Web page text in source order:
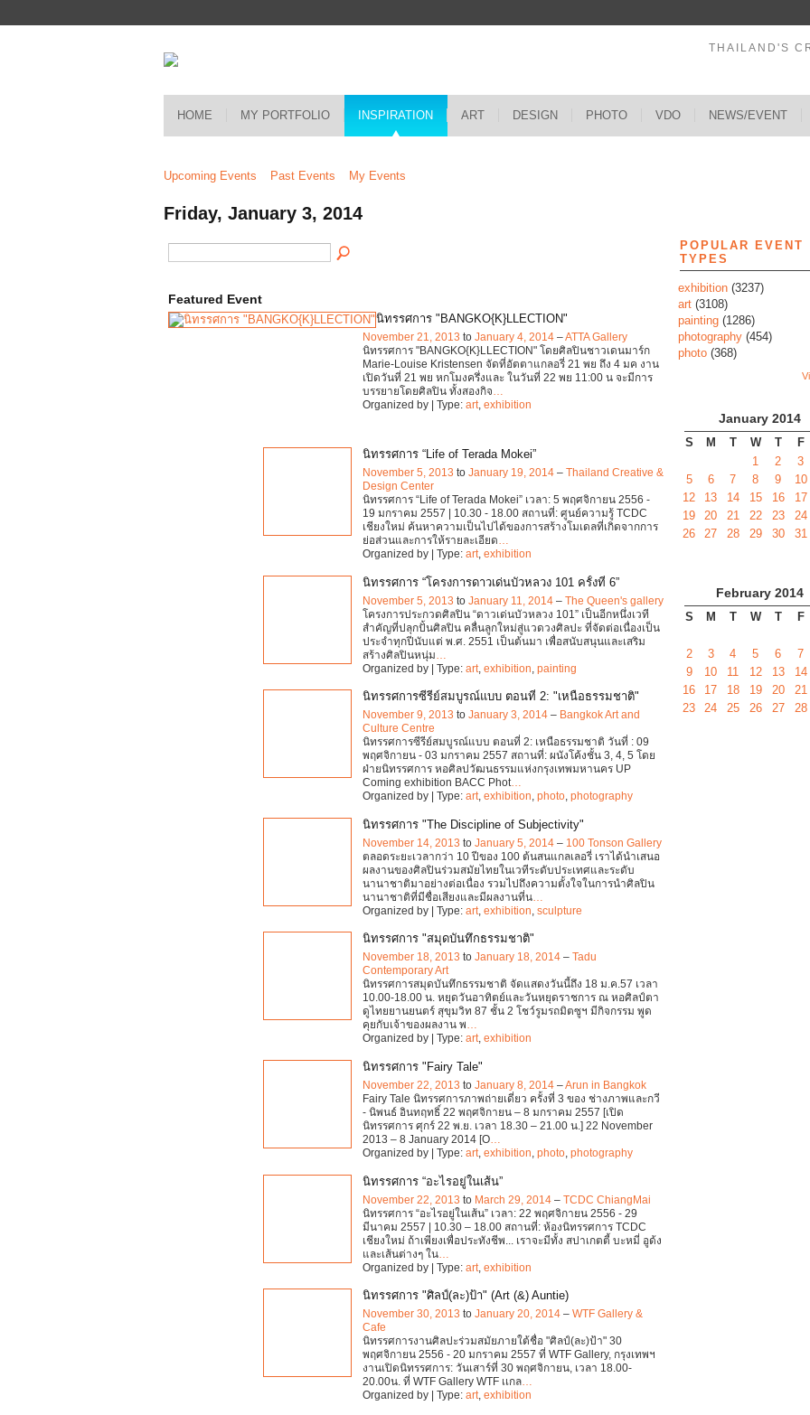
THAILAND'S
HOME MY PORTFOLIO INSPIRATION ART DESIGN PHOTO VDO NEWS/EVENT
Upcoming Events Past Events My Events
Friday, January 3, 2014
Featured Event
นิทรรศการ "BANGKO{K}LLECTION"
November 21, 2013 to January 4, 2014 –ATTA Gallery
นิทรรศการ "BANGKO{K}LLECTION" โดยศิลปินชาวเดนมาร์ก
Marie-Louise Kristensen จัดที่อัตตาแกลอรี่ 21 พย ถึง 4 มค งาน
เปิดวันที่ 21 พย หกโมงครึ่งและ ในวันที่ 22 พย 11:00 น จะมีการ
บรรยายโดยศิลปิน ทั้งสองกิจ
Organized by | Type: art exhibition
นิทรรศการ “Life of Terada Mokei”
November 5, 2013 to January 19, 2014 – Thailand Creative &
Design Center
นิทรรศการ “Life of Terada Mokei” เวลา: 5 พฤศจิกายน 2556 -
19 มกราคม 2557 | 10.30 - 18.00 สถานที่: ศูนย์ความรู้ TCDC
เชียงใหม่ ค้นหาความเป็นไปได้ของการสร้างโมเดลที่เกิดจากการ
ย่อส่วนและการให้รายละเอียด…
Organized by | Type: art, exhibition
นิทรรศการ “โครงการดาวเด่นบัวหลวง 101 ครั้งที่ 6”
November 5, 2013 to January 11, 2014 – The Queen's gallery
โครงการประกวดศิลปิน “ดาวเด่นบัวหลวง 101” เป็นอีกหนึ่งเวที
สำคัญที่ปลุกปั้นศิลปิน คลื่นลูกใหม่สู่แวดวงศิลปะ ที่จัดต่อเนื่องเป็น
ประจำทุกปีนับแต่ พ.ศ. 2551 เป็นต้นมา เพื่อสนับสนุนและเสริม
สร้างศิลปินหนุ่ม
Organized by | Type: art exhibition painting
นิทรรศการซีรีย์สมบูรณ์แบบ ตอนที่ 2: "เหนือธรรมชาติ"
November 9, 2013 to January 3, 2014 – Bangkok Art and
Culture Centre
นิทรรศการซีรีย์สมบูรณ์แบบ ตอนที่ 2: เหนือธรรมชาติ วันที่ : 09
พฤศจิกายน - 03 มกราคม 2557 สถานที่: ผนังโค้งชั้น 3, 4, 5 โดย
ฝ่ายนิทรรศการ หอศิลปวัฒนธรรมแห่งกรุงเทพมหานคร UP
Coming exhibition BACC Phot…
Organized by | Type: art, exhibition, photo, photography
นิทรรศการ "The Discipline of Subjectivity"
November 14, 2013 to January 5, 2014 – 100 Tonson Gallery
ตลอดระยะเวลากว่า 10 ปีของ 100 ต้นสนแกลเลอรี่ เราได้นำเสนอ
ผลงานของศิลปินร่วมสมัยไทยในเวทีระดับประเทศและระดับ
นานาชาติมาอย่างต่อเนื่อง รวมไปถึงความตั้งใจในการนำศิลปิน
นานาชาติที่มีชื่อเสียงและมีผลงานที่น…
Organized by | Type: art, exhibition, sculpture
นิทรรศการ "สมุดบันทึกธรรมชาติ"
November 18, 2013 to January 18, 2014 – Tadu
Contemporary Art
นิทรรศการสมุดบันทึกธรรมชาติ จัดแสดงวันนี้ถึง 18 ม.ค.57 เวลา
10.00-18.00 น. หยุดวันอาทิตย์และวันหยุดราชการ ณ หอศิลป์ตา
ดูไทยยานยนตร์ สุขุมวิท 87 ชั้น 2 โชว์รูมรถมิตซูฯ มีกิจกรรม พูด
คุยกับเจ้าของผลงาน พ…
Organized by | Type: art, exhibition
นิทรรศการ "Fairy Tale"
November 22, 2013 to January 8, 2014 –Arun in Bangkok
Fairy Tale นิทรรศการภาพถ่ายเดี่ยว ครั้งที่ 3 ของ ช่างภาพและกวี
- นิพนธ์ อินทฤทธิ์ 22 พฤศจิกายน – 8 มกราคม 2557 [เปิด
นิทรรศการ ศุกร์ 22 พ.ย. เวลา 18.30 – 21.00 น.] 22 November
2013 – 8 January 2014 [O…
Organized by | Type: art, exhibition, photo, photography
นิทรรศการ “อะไรอยู่ในเส้น”
November 22, 2013 to March 29, 2014 – TCDC ChiangMai
นิทรรศการ “อะไรอยู่ในเส้น” เวลา: 22 พฤศจิกายน 2556 - 29
มีนาคม 2557 | 10.30 – 18.00 สถานที่: ห้องนิทรรศการ TCDC
เชียงใหม่ ถ้าเพียงเพื่อประทังชีพ... เราจะมีทั้ง สปาเกตตี้ บะหมี่ อูด้ง
และเส้นต่างๆ ใน
Organized by | Type: art exhibition
นิทรรศการ "ศิลป์(ละ)ป้า" (Art (&) Auntie)
November 30, 2013 to January 20, 2014 – WTF Gallery &
Cafe
นิทรรศการงานศิลปะร่วมสมัยภายใต้ชื่อ "ศิลป์(ละ)ป้า" 30
พฤศจิกายน 2556 - 20 มกราคม 2557 ที่ WTF Gallery, กรุงเทพฯ
งานเปิดนิทรรศการ: วันเสาร์ที่ 30 พฤศจิกายน, เวลา 18.00-
20.00น. ที่ WTF Gallery WTF เเกล…
Organized by | Type: art, exhibition
POPULAR EVENT
TYPES
exhibition (3237)
art (3108)
painting (1286)
photography (454)
photo (368)
January 2014
S M T W T F
1
2 3
5
6 7 8 9 10
12
13 14 15 16 17
19
20 21 22 23 24
26
27 28 29 30 31
February 2014
S M T W T F
2
3 4 5 6 7
9
10 11 12 13 14
16
17 18 19 20 21
23
24 25 26 27 28